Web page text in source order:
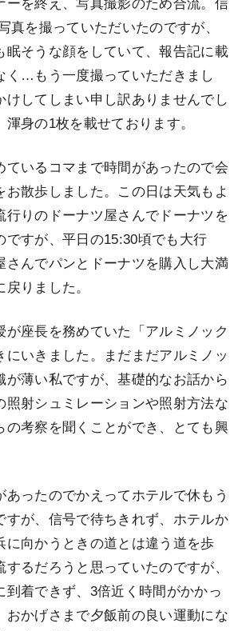
ーを終え、写真撮影のため合流。信
真を撮っていただいたのですが、
眠そうな顔をしていて、報告記に載
く…もう一度撮っていただきまし
けしてしまい申し訳ありませんでし
身の1枚を載せております。
ているコマまで時間があったので会
お散歩しました。この日は天気もよ
行りのドーナツ屋さんでドーナツを
ですが、平日の15:30頃でも大行
んでパンとドーナツを購入し大満
りました。
が座長を務めていた「アルミノック
にいきました。まだまだアルミノッ
が薄い私ですが、基礎的なお話から
照射シュミレーションや照射方法な
の考察を聞くことができ、とても興
あったのでかえってホテルで休もう
すが、信号で待ちきれず、ホテルか
に向かうときの道とは違う道を歩
するだろうと思っていたのですが、
到着できず、3倍近く時間がかかっ
おかげさまで夕飯前の良い運動にな